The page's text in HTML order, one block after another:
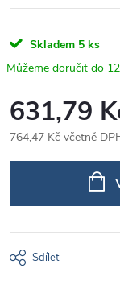
Skladem 5 ks
631,79
764,47 Kč včetně
Sdílet